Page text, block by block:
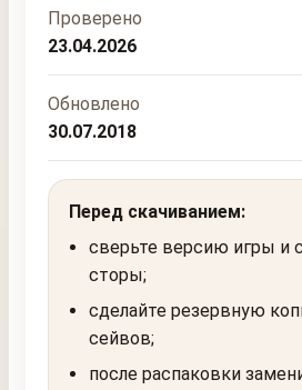
Проверено
23.04.2026
Обновлено
30.07.2018
Перед скачиванием:
сверьте версию игры и
сторы;
сделайте резервную
сейвов;
после распаковки